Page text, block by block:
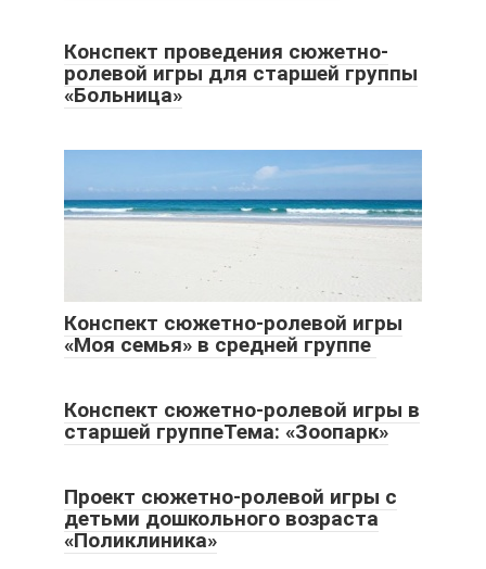
Конспект проведения сюжетно-
ролевой игры для старшей группы
«Больница»
Конспект сюжетно-ролевой игры
«Моя семья» в средней группе
Конспект сюжетно-ролевой игры в
старшей группеТема: «Зоопарк»
Проект сюжетно-ролевой игры с
детьми дошкольного возраста
«Поликлиника»